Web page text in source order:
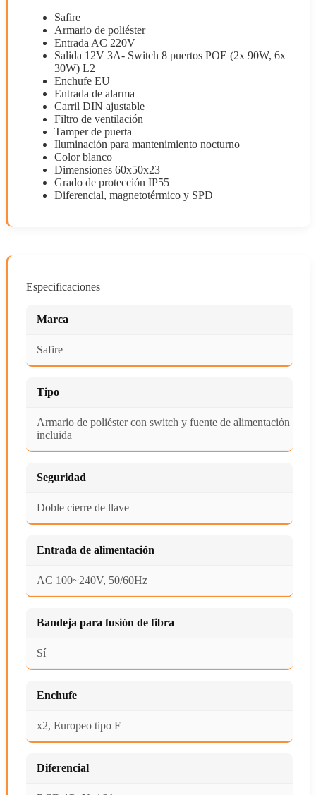
Safire
Armario de poliéster
Entrada AC 220V
Salida 12V 3A- Switch 8 puertos POE (2x 90W, 6x
30W) L2
Enchufe EU
Entrada de alarma
Carril DIN ajustable
Filtro de ventilación
Tamper de puerta
Iluminación para mantenimiento nocturno
Color blanco
Dimensiones 60x50x23
Grado de protección IP55
Diferencial, magnetotérmico y SPD
Especificaciones
Marca
Safire
Tipo
Armario de poliéster con switch y fuente de alimentación
incluida
Seguridad
Doble cierre de llave
Entrada de alimentación
AC 100~240V, 50/60Hz
Bandeja para fusión de fibra
Sí
Enchufe
x2, Europeo tipo F
Diferencial